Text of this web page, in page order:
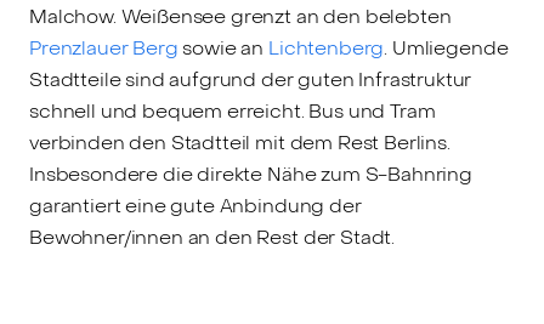
Malchow. Weißensee grenzt an den belebten
Prenzlauer Berg sowie an Lichtenberg. Umliegende
Stadtteile sind aufgrund der guten Infrastruktur
schnell und bequem erreicht. Bus und Tram
verbinden den Stadtteil mit dem Rest Berlins.
Insbesondere die direkte Nähe zum S-Bahnring
garantiert eine gute Anbindung der
Bewohner/innen an den Rest der Stadt.